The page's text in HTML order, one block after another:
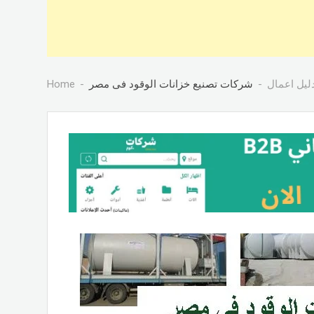
Home اعمال شركات تصنيع خزانات الوقود فى مصر